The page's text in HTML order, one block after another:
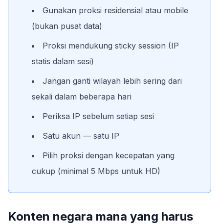
Gunakan proksi residensial atau mobile
(bukan pusat data)
Proksi mendukung sticky session (IP
statis dalam sesi)
Jangan ganti wilayah lebih sering dari
sekali dalam beberapa hari
Periksa IP sebelum setiap sesi
Satu akun — satu IP
Pilih proksi dengan kecepatan yang
cukup (minimal 5 Mbps untuk HD)
Konten negara mana yang harus